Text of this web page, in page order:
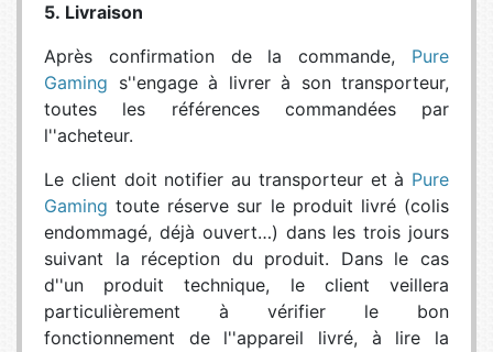
5. Livraison
Après confirmation de la commande, Pure
Gaming s''engage à livrer à son transporteur,
toutes les références commandées par
l''acheteur.
Le client doit notifier au transporteur et à Pure
Gaming toute réserve sur le produit livré (colis
endommagé, déjà ouvert…) dans les trois jours
suivant la réception du produit. Dans le cas
d''un produit technique, le client veillera
particulièrement à vérifier le bon
fonctionnement de l''appareil livré, à lire la